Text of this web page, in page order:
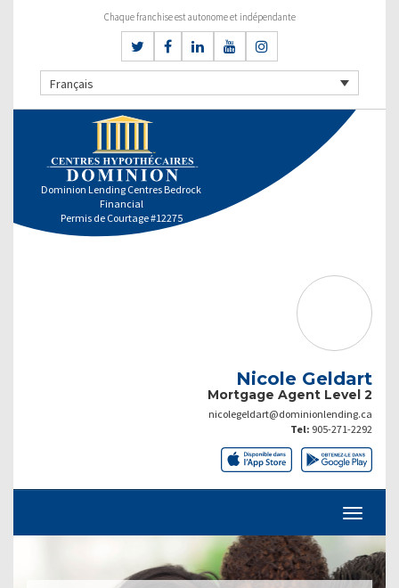
Chaque franchise est autonome et indépendante
Français
Dominion Lending Centres Bedrock
Financial
Permis de Courtage #12275
Nicole Geldart
Mortgage Agent Level 2
nicolegeldart@dominionlending.ca
Tel: 905-271-2292